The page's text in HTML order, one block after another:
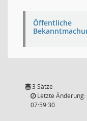
Öffentliche
3 Sätze
Letzte Änderung:
07:59:30